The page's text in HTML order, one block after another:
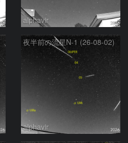
alphavir
夜半前の流星N-1 (26-08-02)
alphavir